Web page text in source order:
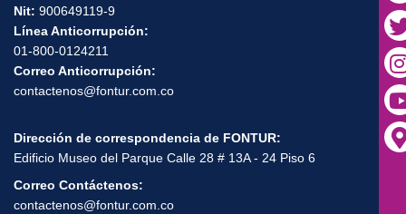
Nit: 900649119-9
Línea Anticorrupción:
01-800-0124211
Correo Anticorrupción:
contactenos@fontur.com.co
Dirección de correspondencia de FONTUR:
Edificio Museo del Parque Calle 28 # 13A - 24 Piso 6
Correo Contáctenos:
contactenos@fontur.com.co